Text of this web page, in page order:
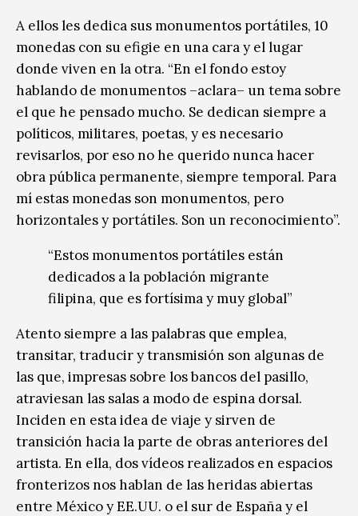
A ellos les dedica sus monumentos portátiles, 10
monedas con su efigie en una cara y el lugar
donde viven en la otra. “En el fondo estoy
hablando de monumentos –aclara– un tema sobre
el que he pensado mucho. Se dedican siempre a
políticos, militares, poetas, y es necesario
revisarlos, por eso no he querido nunca hacer
obra pública permanente, siempre temporal. Para
mí estas monedas son monumentos, pero
horizontales y portátiles. Son un reconocimiento”.
“Estos monumentos portátiles están
dedicados a la población migrante
filipina, que es fortísima y muy global”
Atento siempre a las palabras que emplea,
transitar, traducir y transmisión son algunas de
las que, impresas sobre los bancos del pasillo,
atraviesan las salas a modo de espina dorsal.
Inciden en esta idea de viaje y sirven de
transición hacia la parte de obras anteriores del
artista. En ella, dos vídeos realizados en espacios
fronterizos nos hablan de las heridas abiertas
entre México y EE.UU. o el sur de España y el